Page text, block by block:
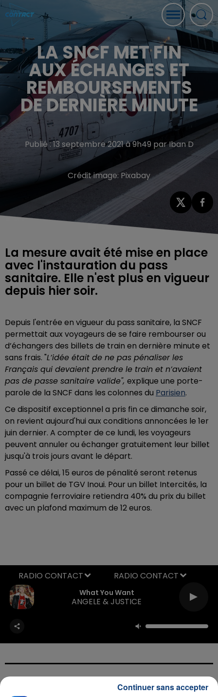
LA SNCF MET FIN
AUX ÉCHANGES ET
REMBOURSEMENTS
DE DERNIÈRE MINUTE
Publié : 13 septembre 2021 à 9h49 par Iban D
Crédit image:Pixabay
La mesure avait été mise en place
avec l'instauration du pass
sanitaire. Elle n'est plus en vigueur
depuis hier soir.
Depuis l'entrée en vigueur du pass sanitaire, la SNCF
permettait aux voyageurs de se faire rembourser ou
d’échangers des billets de train en dernière minute et
sans frais. "L’idée était de ne pas pénaliser les
Français qui devaient prendre le train et n’avaient
pas de passe sanitaire valide", explique une porte-
parole de la SNCF dans les colonnes du Parisien.
Ce dispositif exceptionnel a pris fin ce dimanche soir,
on revient aujourd'hui aux conditions annoncées le 1er
juin dernier. A compter de ce lundi, les voyageurs
peuvent annuler ou échanger gratuitement leur billet
jusqu'à trois jours avant le départ.
Passé ce délai, 15 euros de pénalité seront retenus
pour un billet de TGV Inoui. Pour un billet Intercités, la
compagnie ferroviaire retiendra 40% du prix du billet
avec un plafond maximum de 12 euros.
What You Want
ANGELE & JUSTICE
RADIO CONTACT
Continuer sans accepter